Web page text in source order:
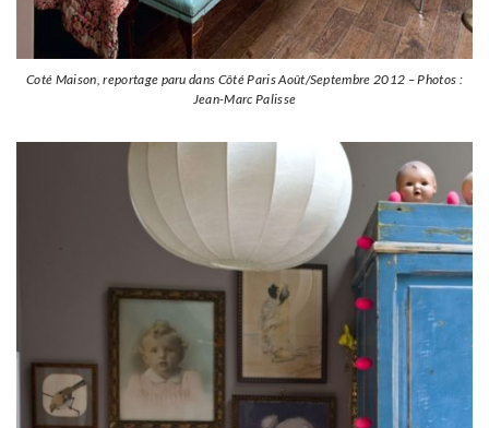
Coté Maison, reportage paru dans Côté Paris Août/Septembre 2012 – Photos :
Jean-Marc Palisse